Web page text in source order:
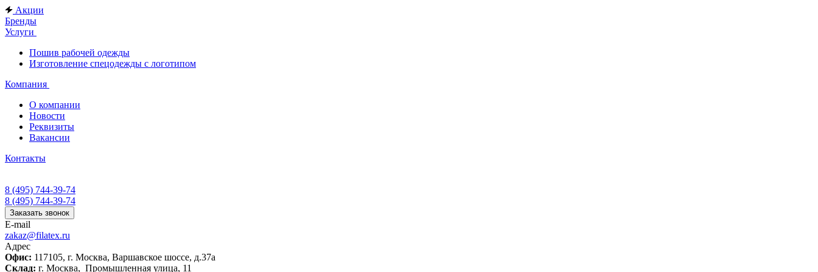
Акции
Бренды
Услуги
Пошив рабочей одежды
Изготовление спецодежды с логотипом
Компания
О компании
Новости
Реквизиты
Вакансии
Контакты
8 (495) 744-39-74
8 (495) 744-39-74
Заказать звонок
E-mail
zakaz@filatex.ru
Адрес
Офис: 117105, г. Москва, Варшавское шоссе, д.37а
Склад: г. Москва, Промышленная улица, 11